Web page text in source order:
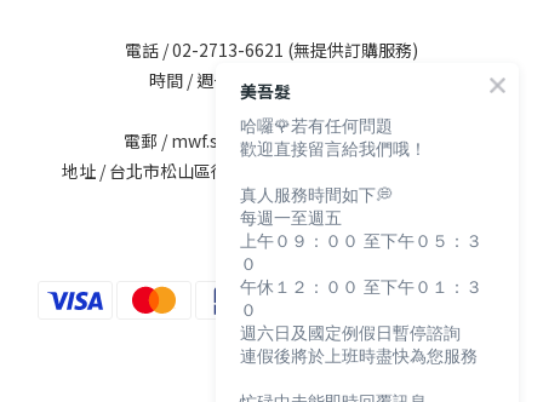
電話 / 02-2713-6621 (無提供訂購服務)
時間 / 週一至週五 09:30-12:00；
電郵 / mwf.service@maywufa.com.tw
地址 / 台北市松山區復興北路167號5樓(無提供現場販售)
美吾髮
哈囉🌹若有任何問題
歡迎直接留言給我們哦！
真人服務時間如下💭
每週一至週五
上午０９：００ 至下午０５：３
０
午休１２：００ 至下午０１：３
０
週六日及國定例假日暫停諮詢
連假後將於上班時盡快為您服務